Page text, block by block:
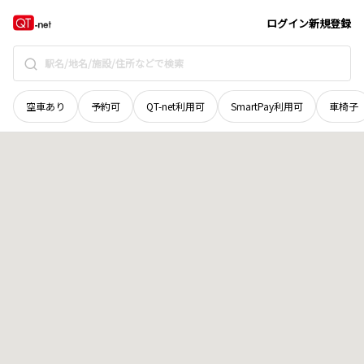
ログイン新規登録
空車あり 予約可 QT-net利用可 SmartPay利用可 車椅子
広島県